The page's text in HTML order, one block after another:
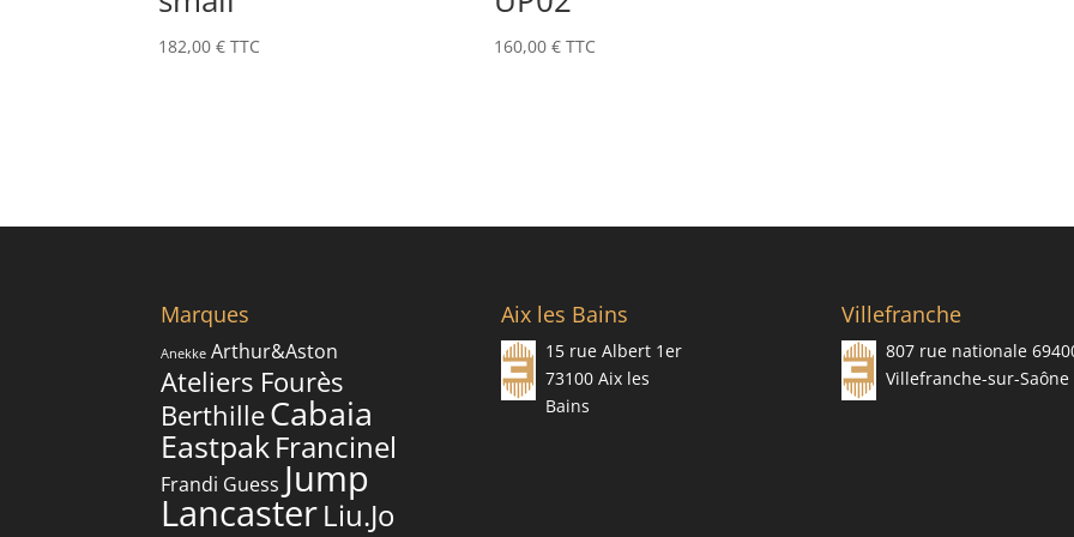
182,00 € TTC 160,00€ TTC
Marques
Anekke Arthur&Aston
Ateliers Fourès
BerthilleCabaia
EastpakFrancinel
Frandi Guess Jump
LancasterLiu.Jo
Aix les Bains
15 rue Albert 1er
73100 Aix les
Bains
Villefranche
807 rue nationale
Villefranche-sur-Saône